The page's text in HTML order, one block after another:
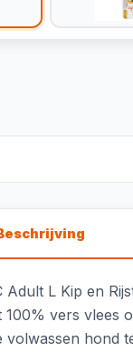
Adult L Kip en
100% vers vlees
volwassen hond